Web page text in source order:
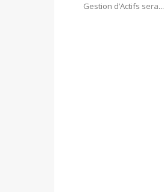
Gestion d’Actifs sera...